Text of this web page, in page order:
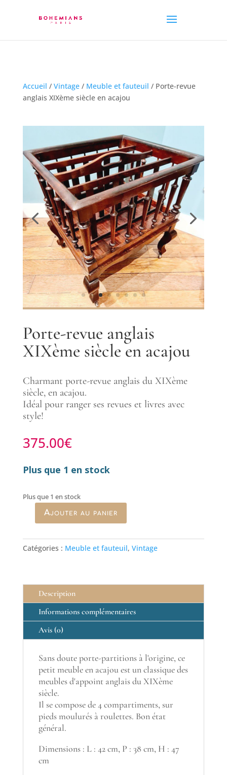
Accueil / Vintage/ Meuble et fauteuil / Porte-revue
anglais XIXème siècle en acajou
Porte-revue anglais
XIXème siècle en acajou
Charmant porte-revue anglais du XIXème
siècle, en acajou.
Idéal pour ranger ses revues et livres avec
style!
375.00€
Plus que 1 en stock
Plus que 1 en stock
quantité
Porte-
revue
siècle
en
acajou
Ajouter au panier
Catégories : Meuble et fauteuil, Vintage
Description
Informations complémentaires
Avis (0)
Sans doute porte-partitions à l'origine, ce
petit meuble en acajou est un classique des
meubles d'appoint anglais du XIXème
siècle.
Il se compose de 4 compartiments, sur
pieds moulurés à roulettes. Bon état
général.
Dimensions : L : 42 cm, P : 38 cm, H : 47
cm